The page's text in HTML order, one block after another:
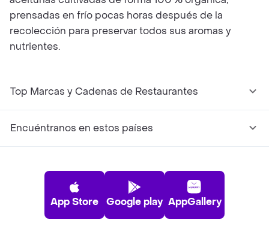
prensadas en frío pocas horas después de la
recolección para preservar todos sus aromas y
nutrientes.
Top Marcas y Cadenas de Restaurantes
Encuéntranos en estos países
App Store Google play AppGallery